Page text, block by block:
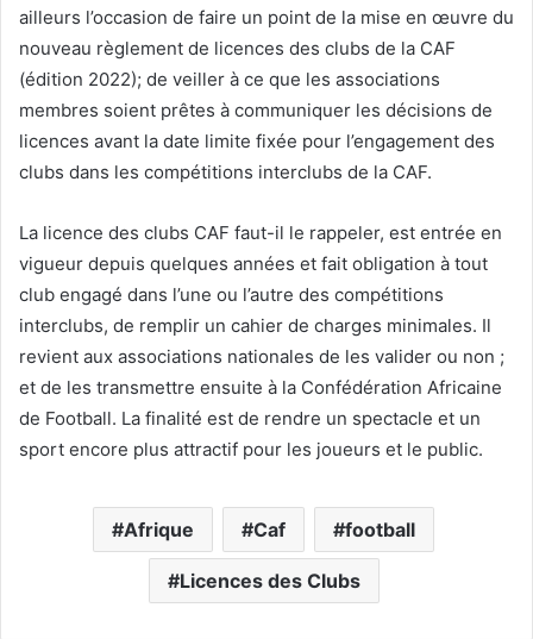
ailleurs l’occasion de faire un point de la mise en œuvre du
nouveau règlement de licences des clubs de la CAF
(édition 2022); de veiller à ce que les associations
membres soient prêtes à communiquer les décisions de
licences avant la date limite fixée pour l’engagement des
clubs dans les compétitions interclubs de la CAF.
La licence des clubs CAF faut-il le rappeler, est entrée en
vigueur depuis quelques années et fait obligation à tout
club engagé dans l’une ou l’autre des compétitions
interclubs, de remplir un cahier de charges minimales. Il
revient aux associations nationales de les valider ou non ;
et de les transmettre ensuite à la Confédération Africaine
de Football. La finalité est de rendre un spectacle et un
sport encore plus attractif pour les joueurs et le public.
Afrique Caf football
Licences des Clubs